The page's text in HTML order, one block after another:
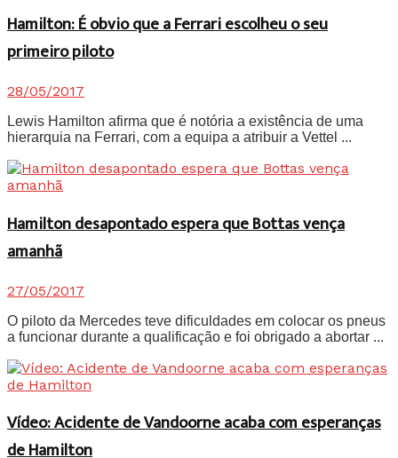
Hamilton: É obvio que a Ferrari escolheu o seu
primeiro piloto
28/05/2017
Lewis Hamilton afirma que é notória a existência de uma
hierarquia na Ferrari, com a equipa a atribuir a Vettel ...
Hamilton desapontado espera que Bottas vença
amanhã
27/05/2017
O piloto da Mercedes teve dificuldades em colocar os pneus
a funcionar durante a qualificação e foi obrigado a abortar ...
Vídeo: Acidente de Vandoorne acaba com esperanças
de Hamilton